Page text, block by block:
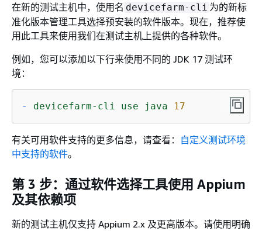
在新的测试主机中，使用名 devicefarm-cli 为的新标
准化版本管理工具选择预安装的软件版本。现在，推荐使
用此工具来使用我们在测试主机上提供的各种软件。
例如，您可以添加以下行来使用不同的 JDK 17 测试环
境：
- devicefarm-cli use java 17
有关可用软件支持的更多信息，请查看： 自定义测试环境
中支持的软件。
第 3 步：通过软件选择工具使用 Appium
及其依赖项
新的测试主机仅支持 Appium 2.x 及更高版本。请使用明确